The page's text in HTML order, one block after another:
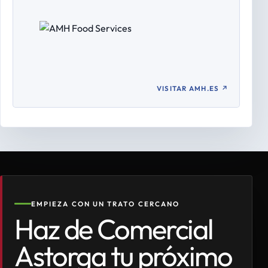
VISITAR AMH.ES ↗
EMPIEZA CON UN TRATO CERCANO
Haz de Comercial
Astorga tu próximo